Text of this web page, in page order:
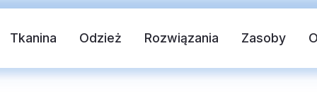
Tkanina Odzież Rozwiązania Zasoby